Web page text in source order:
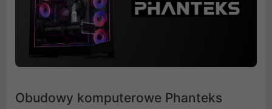
Obudowy komputerowe Phanteks